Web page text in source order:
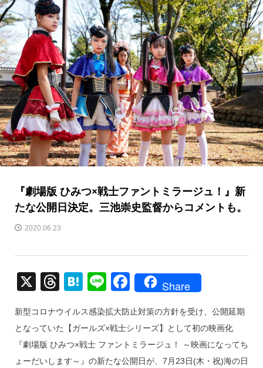
『劇場版 ひみつ×戦士ファントミラージュ！』新
たな公開日決定。三池崇史監督からコメントも。
2020.06.23
X
T
e
a
d
H
e
n
a
Li
e
F
c
e
b
Share
新型コロナウイルス感染拡大防止対策の方針を受け、公開延期
となっていた【ガールズ×戦士シリーズ】として初の映画化
『劇場版 ひみつ×戦士 ファントミラージュ！ ～映画になってち
ょーだいします～』の新たな公開日が、7月23日(木・祝)海の日